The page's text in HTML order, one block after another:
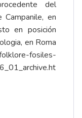
del
en
en posición
en Roma
fosiles-